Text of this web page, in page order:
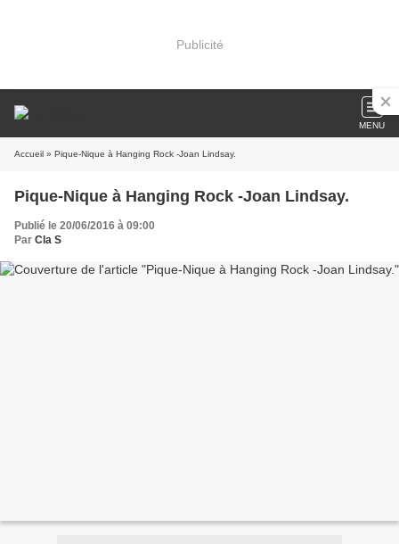
Publicité
MENU
Accueil » Pique-Nique à Hanging Rock -Joan Lindsay.
Pique-Nique à Hanging Rock -Joan Lindsay.
Publié le 20/06/2016 à 09:00
Par Cla S